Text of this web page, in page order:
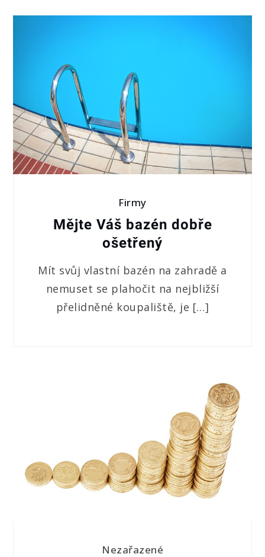
Firmy
Mějte Váš bazén dobře
ošetřený
Mít svůj vlastní bazén na zahradě a
nemuset se plahočit na nejbližší
přelidněné koupaliště, je […]
Nezařazené